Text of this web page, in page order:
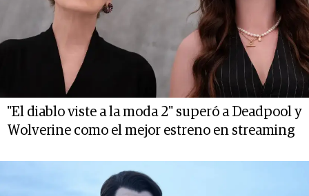
"El diablo viste a la moda 2" superó a Deadpool y
Wolverine como el mejor estreno en streaming